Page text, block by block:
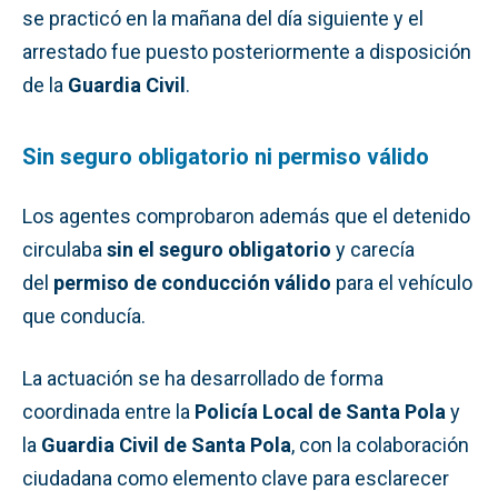
se practicó en la mañana del día siguiente y el
arrestado fue puesto posteriormente a disposición
de la Guardia Civil.
Sin seguro obligatorio ni permiso válido
Los agentes comprobaron además que el detenido
circulaba sin el seguro obligatorio y carecía
del permiso de conducción válido para el vehículo
que conducía.
La actuación se ha desarrollado de forma
coordinada entre la Policía Local de Santa Pola y
la Guardia Civil de Santa Pola, con la colaboración
ciudadana como elemento clave para esclarecer